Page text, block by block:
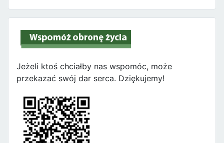
Jeżeli ktoś chciałby nas wspomóc, może
przekazać swój dar serca. Dziękujemy!